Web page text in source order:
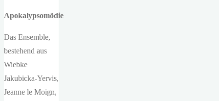
Apokalypsomödie
Das Ensemble,
bestehend aus
Wiebke
Jakubicka-Yervis,
Jeanne le Moign,